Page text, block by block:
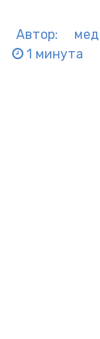
Автор:
1 минута